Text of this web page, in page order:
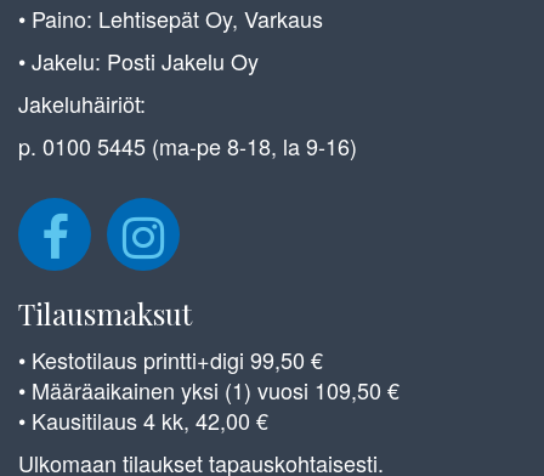
• Paino: Lehtisepät Oy, Varkaus
• Jakelu: Posti Jakelu Oy
Jakeluhäiriöt:
p. 0100 5445 (ma-pe 8-18, la 9-16)
Tilausmaksut
• Kestotilaus printti+digi 99,50 €
• Määräaikainen yksi (1) vuosi 109,50 €
• Kausitilaus 4 kk, 42,00 €
Ulkomaan tilaukset tapauskohtaisesti.